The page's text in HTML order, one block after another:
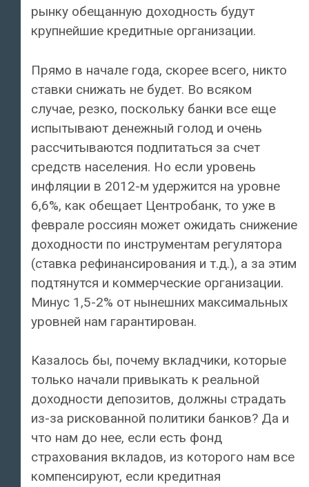
рынку обещанную доходность будут
крупнейшие кредитные организации.
Прямо в начале года, скорее всего, никто
ставки снижать не будет. Во всяком
случае, резко, поскольку банки все еще
испытывают денежный голод и очень
рассчитываются подпитаться за счет
средств населения. Но если уровень
инфляции в 2012-м удержится на уровне
6,6%, как обещает Центробанк, то уже в
феврале россиян может ожидать снижение
доходности по инструментам регулятора
(ставка рефинансирования и т.д.), а за этим
подтянутся и коммерческие организации.
Минус 1,5-2% от нынешних максимальных
уровней нам гарантирован.
Казалось бы, почему вкладчики, которые
только начали привыкать к реальной
доходности депозитов, должны страдать
из-за рискованной политики банков? Да и
что нам до нее, если есть фонд
страхования вкладов, из которого нам все
компенсируют, если кредитная